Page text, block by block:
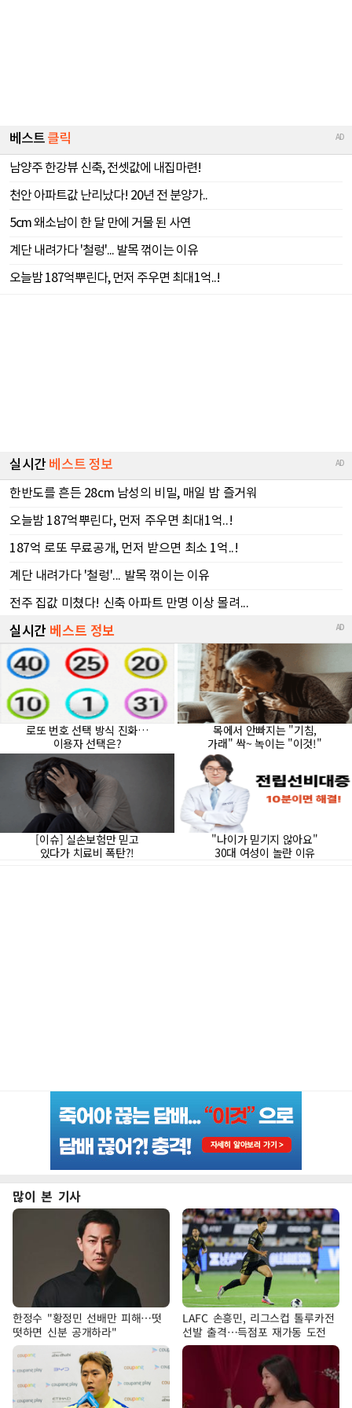
많이 본 기사
한정수 "황정민 선배만 피해…떳
떳하면 신분 공개하라"
LAFC 손흥민, 리그스컵 톨루카전
선발 출격…득점포 재가동 도전